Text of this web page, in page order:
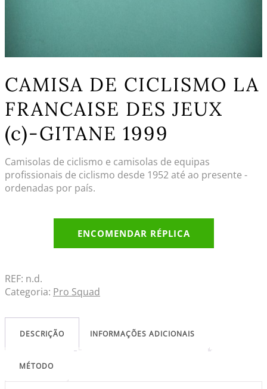
CAMISA DE CICLISMO LA
FRANCAISE DES JEUX
(c)-GITANE 1999
Camisolas de ciclismo e camisolas de equipas
profissionais de ciclismo desde 1952 até ao presente -
ordenadas por país.
ENCOMENDAR RÉPLICA
REF: n.d.
Categoria: Pro Squad
DESCRIÇÃO INFORMAÇÕES ADICIONAIS
MÉTODO